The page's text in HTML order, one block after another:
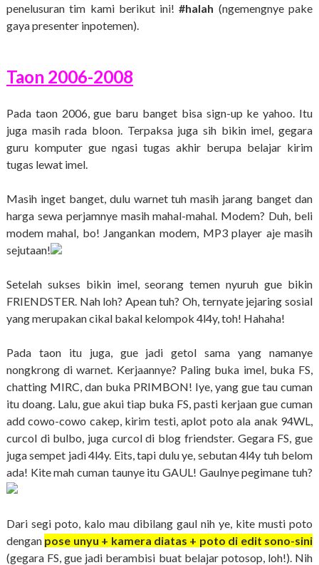
penelusuran tim kami berikut ini!#halah (ngemengnye pake
gaya presenter inpotemen).
Taon 2006-2008
Pada taon 2006, gue baru banget bisa sign-up ke yahoo. Itu
juga masih rada bloon. Terpaksa juga sih bikin imel, gegara
guru komputer gue ngasi tugas akhir berupa belajar kirim
tugas lewat imel.
Masih inget banget, dulu warnet tuh masih jarang banget dan
harga sewa perjamnye masih mahal-mahal. Modem? Duh, beli
modem mahal, bo! Jangankan modem, MP3 player aje masih
sejutaan!
Setelah sukses bikin imel, seorang temen nyuruh gue bikin
FRIENDSTER. Nah loh? Apean tuh? Oh, ternyate jejaring sosial
yang merupakan cikal bakal kelompok 4l4y, toh! Hahaha!
Pada taon itu juga, gue jadi getol sama yang namanye
nongkrong di warnet. Kerjaannye? Paling buka imel, buka FS,
chatting MIRC, dan buka PRIMBON! Iye, yang gue tau cuman
itu doang. Lalu, gue akui tiap buka FS, pasti kerjaan gue cuman
add cowo-cowo cakep, kirim testi, aplot poto ala anak 94WL,
curcol di bulbo, juga curcol di blog friendster. Gegara FS, gue
juga sempet jadi 4l4y. Eits, tapi dulu ye, sebutan 4l4y tuh belom
ada! Kite mah cuman taunye itu GAUL! Gaulnye pegimane tuh?
Dari segi poto, kalo mau dibilang gaul nih ye, kite musti poto
dengan pose unyu + kamera diatas + poto di edit sono-sini
(gegara FS, gue jadi berambisi buat belajar potosop, loh!). Nih